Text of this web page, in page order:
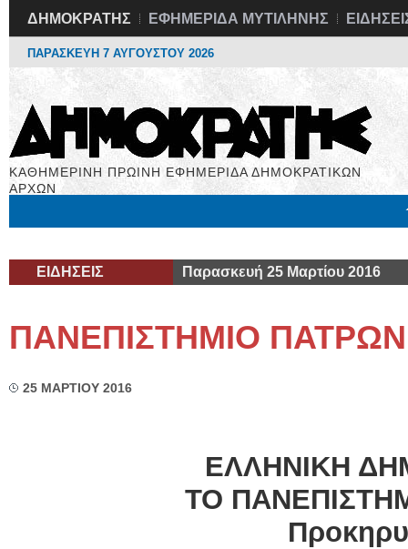
ΔΗΜΟΚΡΑΤΗΣ ΕΦΗΜΕΡΙΔΑ ΜΥΤΙΛΗΝΗΣ
ΠΑΡΑΣΚΕΥΗ 7 ΑΥΓΟΥΣΤΟΥ 2026
ΚΑΘΗΜΕΡΙΝΗ ΠΡΩΙΝΗ ΕΦΗΜΕΡΙΔΑ ΔΗΜΟΚΡΑΤΙΚΩΝ
ΑΡΧΩΝ
ΕΙΔΗΣΕΙΣ Παρασκευή 25 Μαρτίου 2016
ΠΑΝΕΠΙΣΤΗΜΙΟ ΠΑΤΡΩΝ
25 ΜΑΡΤΙΟΥ 2016
ΕΛΛΗΝΙΚΗ
ΤΟ